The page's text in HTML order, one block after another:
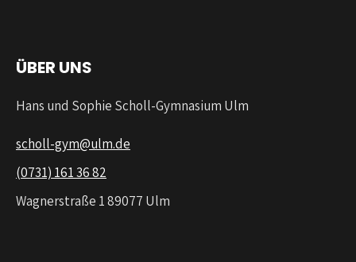
ÜBER UNS
Hans und Sophie Scholl-Gymnasium Ulm
scholl-gym@ulm.de
(0731) 161 36 82
Wagnerstraße 1 89077 Ulm